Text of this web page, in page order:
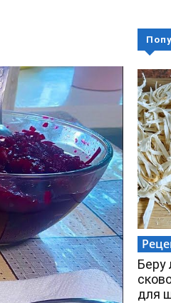
Беру
для